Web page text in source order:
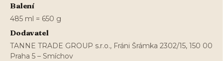
Balení
485 ml = 650 g
Dodavatel
TANNE TRADE GROUP s.r.o., Fráni Šrámka 2302/15, 150 00
Praha 5 – Smíchov